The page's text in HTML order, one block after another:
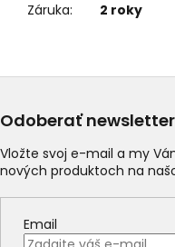
Záruka: 2 roky
Odoberať newsletter
Vložte svoj e-mail a my
nových produktoch na
Email